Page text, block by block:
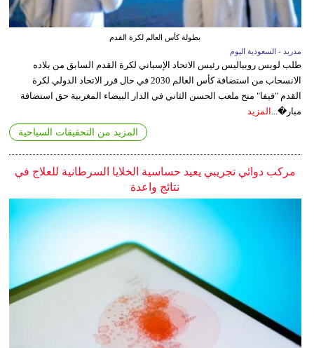
بطولة كأس العالم لكرة القدم
مدريد - السعودية اليوم
طلب لويس روبياليس رئيس الاتحاد الإسباني لكرة القدم السابق من بلاده
الانسحاب من استضافة كأس العالم 2030 في حال قرر الاتحاد الدولي لكرة
القدم "فيفا" منح ملعب الحسن الثاني في الدار البيضاء المغربية حق استضافة
مبار�... المزيد
المزيد من التحقيقات السياحية
مركب دوائي تجريبي يعيد حساسية الخلايا السرطانية للعلاج في
نتائج واعدة